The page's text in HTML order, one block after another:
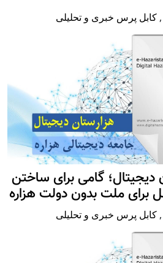
, کابل پرس خبری و تحلیلی
گامی برای ساختن
برای ملت بدون دولت هزاره
, کابل پرس خبری و تحلیلی